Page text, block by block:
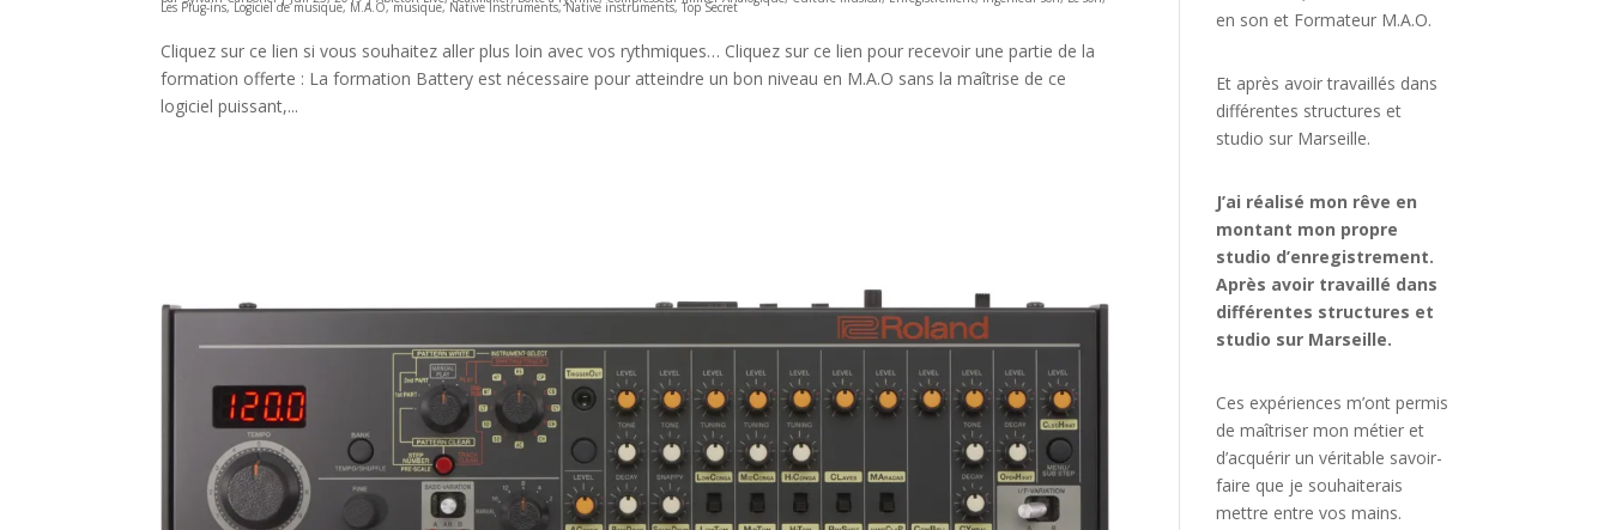
Les Plug-ins,Logiciel de musique, M.A.O,musique, Native Instruments,Native instruments,Top Secret
Cliquez sur ce lien si vous souhaitez aller plus loin avec vos rythmiques… Cliquez sur ce lien pour recevoir une partie de la
formation offerte : La formation Battery est nécessaire pour atteindre un bon niveau en M.A.O sans la maîtrise de ce
logiciel puissant,...
en son et Formateur M.A.O.
Et après avoir travaillés dans
différentes structures et
studio sur Marseille.
J’ai réalisé mon rêve en
montant mon propre
studio d’enregistrement.
Après avoir travaillé dans
différentes structures et
studio sur Marseille.
Ces expériences m’ont permis
de maîtriser mon métier et
d’acquérir un véritable savoir-
faire que je souhaiterais
mettre entre vos mains.